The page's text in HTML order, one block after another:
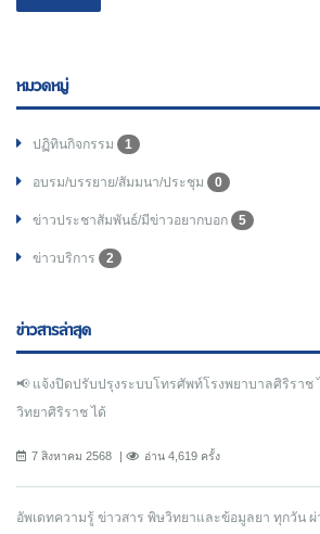
หมวดหมู่
ปฏิทินกิจกรรม 1
อบรม/บรรยาย/สัมมนา/ประชุม 0
ข่าวประชาสัมพันธ์/มีข่าวอยากบอก 5
ข่าวบริการ 2
ข่าวสารล่าสุด
📢 แจ้งปิดปรับปรุงระบบโทรศัพท์โรงพยาบาลศิริรา
วิทยาศิริราช ได้
7 สิงหาคม 2568 อ่าน 4,619 ครั้ง
อัพเดทความรู้ ข่าวสาร พิษวิทยาและข้อมูลยา ทุกวัน ผ่